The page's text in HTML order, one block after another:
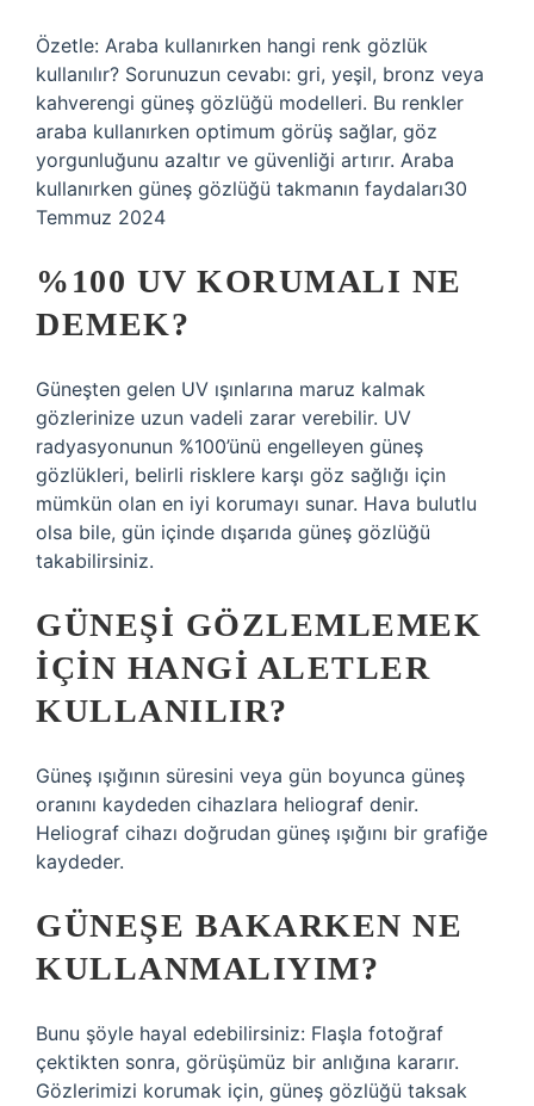
Özetle: Araba kullanırken hangi renk gözlük
kullanılır? Sorunuzun cevabı: gri, yeşil, bronz veya
kahverengi güneş gözlüğü modelleri. Bu renkler
araba kullanırken optimum görüş sağlar, göz
yorgunluğunu azaltır ve güvenliği artırır. Araba
kullanırken güneş gözlüğü takmanın faydaları30
Temmuz 2024
%100 UV KORUMALI NE
DEMEK?
Güneşten gelen UV ışınlarına maruz kalmak
gözlerinize uzun vadeli zarar verebilir. UV
radyasyonunun %100’ünü engelleyen güneş
gözlükleri, belirli risklere karşı göz sağlığı için
mümkün olan en iyi korumayı sunar. Hava bulutlu
olsa bile, gün içinde dışarıda güneş gözlüğü
takabilirsiniz.
GÜNEŞI GÖZLEMLEMEK
IÇIN HANGI ALETLER
KULLANILIR?
Güneş ışığının süresini veya gün boyunca güneş
oranını kaydeden cihazlara heliograf denir.
Heliograf cihazı doğrudan güneş ışığını bir grafiğe
kaydeder.
GÜNEŞE BAKARKEN NE
KULLANMALIYIM?
Bunu şöyle hayal edebilirsiniz: Flaşla fotoğraf
çektikten sonra, görüşümüz bir anlığına kararır.
Gözlerimizi korumak için, güneş gözlüğü taksak